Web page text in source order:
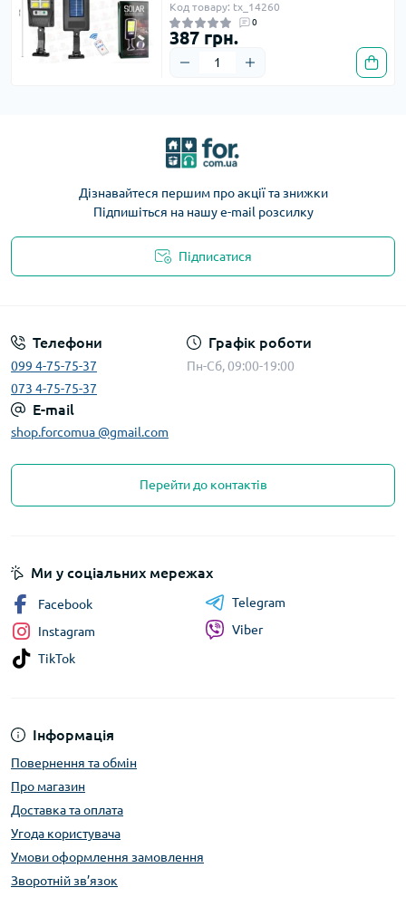
Код товару: tx_14260
0
387 грн.
Дізнавайтеся першим про акції та знижки
Підпишіться на нашу e-mail розсилку
Підписатися
Телефони
099 4-75-75-37
073 4-75-75-37
Графік роботи
Пн-Сб, 09:00-19:00
E-mail
shop.forcomua @gmail.com
Перейти до контактів
Інформація
Повернення та обмін
Про магазин
Доставка та оплата
Угода користувача
Умови оформлення замовлення
Зворотній зв’язок
Ми у соціальних мережах
Facebook
Instagram
TikTok
Telegram
Viber